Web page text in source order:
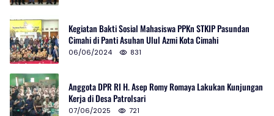
Kegiatan Bakti Sosial Mahasiswa PPKn STKIP Pasundan
Cimahi di Panti Asuhan Ulul Azmi Kota Cimahi
06/06/2024 831
Anggota DPR RI H. Asep Romy Romaya Lakukan Kunjungan
Kerja di Desa Patrolsari
07/06/2025 721